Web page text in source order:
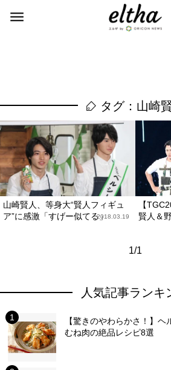
タグ：山崎
山崎賢人、等身大“賢人フィギュ
ア”に感激「すげー似てる」2018.03.19
【
賢人＆
1/1
人気記事ランキ
【驚きのやわらかさ！】
むね肉の絶品レシピ8選